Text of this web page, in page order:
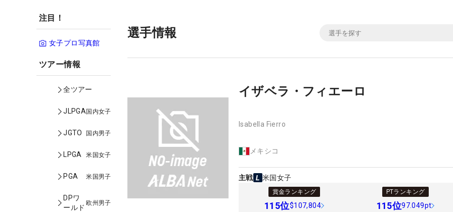
注目！
女子プロ写真館
ツアー情報
全ツアー
JLPGA国内女子
JGTO 国内男子
LPGA 米国女子
PGA 米国男子
DPワ
ールド
欧州男子
選手情報
イザベラ・フィエーロ
Isabella Fierro
メキシコ
主戦 米国女子
賞金ランキング
115位$107,804
PTランキング
115位97.049pt